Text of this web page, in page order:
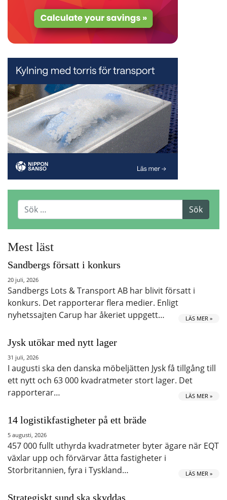
Mest läst
Sandbergs försatt i konkurs
20 juli, 2026
Sandbergs Lots & Transport AB har blivit försatt i
konkurs. Det rapporterar flera medier. Enligt
nyhetssajten Carup har åkeriet uppgett…
LÄS MER »
Jysk utökar med nytt lager
31 juli, 2026
I augusti ska den danska möbeljätten Jysk få tillgång till
ett nytt och 63 000 kvadratmeter stort lager. Det
rapporterar…
LÄS MER »
14 logistikfastigheter på ett bräde
5 augusti, 2026
457 000 fullt uthyrda kvadratmeter byter ägare när EQT
växlar upp och förvärvar åtta fastigheter i
Storbritannien, fyra i Tyskland…
LÄS MER »
Strategiskt sund ska skyddas